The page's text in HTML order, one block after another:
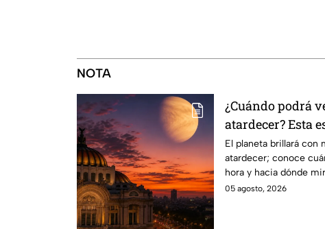
NOTA
¿Cuándo podrá
atardecer? Esta
hora para
El planeta brillará con
atardecer; conoce
hora y hacia dónde
cielo.
05 agosto, 2026